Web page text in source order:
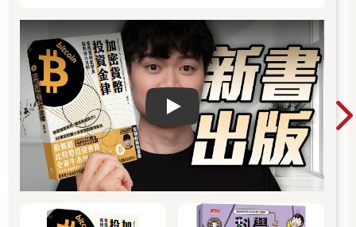
掌握這項能力，就能擁有無人能擋的優勢。
清晰思考後再做出的決定，會讓你愈來愈具優勢，開始出現成功
的複利效應。
本書就是教你清晰思考的實務指南。前半段會聚焦於創造清晰思
考的空間。首先，我們要找出清晰思考的敵人。我們很常自以為
在「思考」，但大部分的時候其實在生物本能的刺激下做出反
應，並沒有經過理智那一關。
大自然演化出那些本能，讓物種得以生存，然而，未經思考就回
應，只會讓我們失去優勢，害自己受困在愈來愈糟的選項之中。
若能有方法地規範我們的本能反應，就能創造出清晰思考的空
間，強化自身的實力。介紹完這部分後，我會介紹幾種務實可行
的方法，幫助你加強優勢、彌補弱點。如此一來，即使是在壓力
Play video